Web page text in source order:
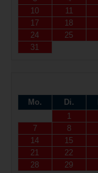
10
11
17
18
24
25
31
Mo.
Di.
1
7
8
14
15
21
22
28
29